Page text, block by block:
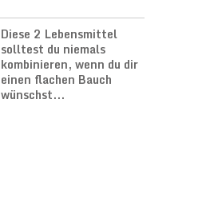
Diese 2 Lebensmittel
solltest du niemals
kombinieren, wenn du dir
einen flachen Bauch
wünschst...